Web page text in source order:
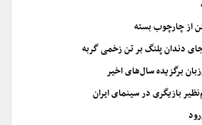
از چارچوب بسته
دندان پلنگ بر تن زخمی گربه
بازیگری در سینمای ایران